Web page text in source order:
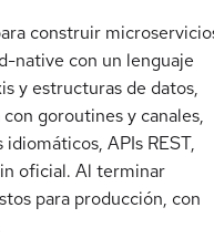
construir
native con un lenguaje
y estructuras de datos,
goroutines y canales,
APIs REST,
oficial. Al terminar
para producción, con